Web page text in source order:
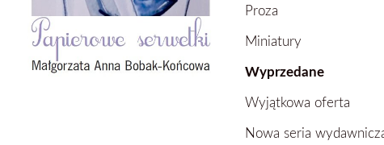
Proza
Miniatury
Wyprzedane
Wyjątkowa oferta
Nowa seria